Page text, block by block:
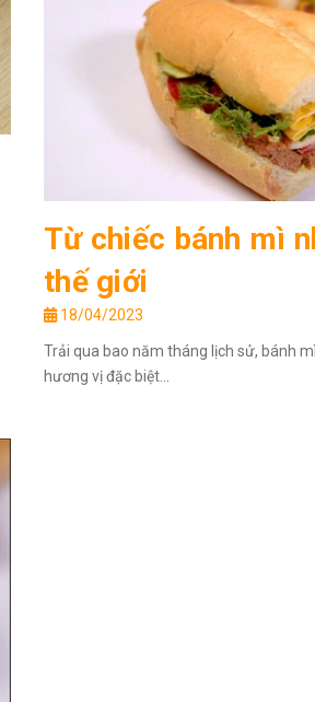
Từ chiếc bánh mì
thế giới
18/04/2023
Trải qua bao năm tháng lịch sử, bánh
hương vị đặc biệt...